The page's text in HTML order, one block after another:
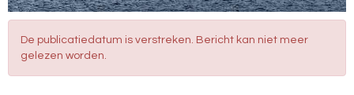
De publicatiedatum is verstreken. Bericht kan niet meer
gelezen worden.